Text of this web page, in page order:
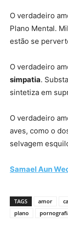
O verdadeiro
Plano Mental.
estão se
O verdadeiro
simpatia.
sintetiza em
O verdadeiro
aves, como o
selvagem
Samael Aun
TAGS amor
plano